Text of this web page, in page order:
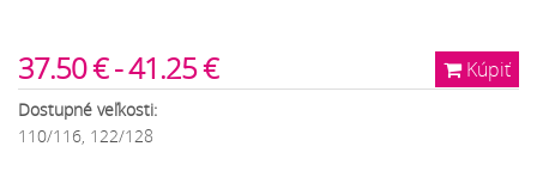
Kúpiť
37.50 € - 41.25 €
Dostupné veľkosti:
110/116, 122/128